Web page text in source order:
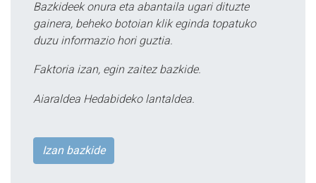
Bazkideek onura eta abantaila ugari dituzte
gainera, beheko botoian klik eginda topatuko
duzu informazio hori guztia.
Faktoria izan, egin zaitez bazkide.
Aiaraldea Hedabideko lantaldea.
Izan bazkide